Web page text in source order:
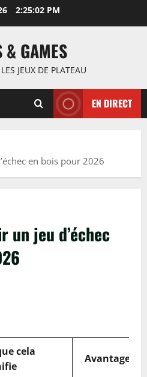
2:25:03 PM
& GAMES
JEUX DE PLATEAU
EN DIRECT
en bois pour 2026
un jeu d’échec
cela
Avantages